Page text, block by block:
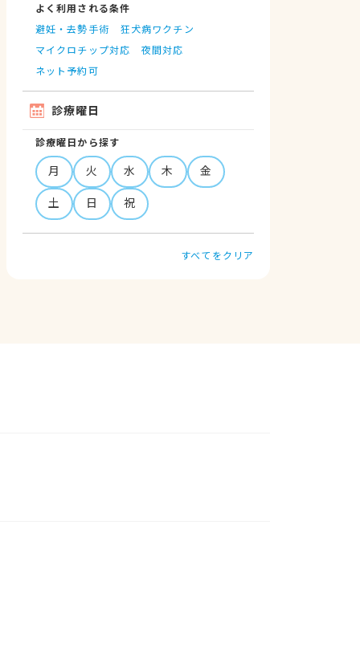
よく利用される条件
避妊・去勢手術
狂犬病ワクチン
マイクロチップ対応
夜間対応
ネット予約可
診療曜日
診療曜日から探す
月 火 水 木
金
土
日 祝
すべてをクリア